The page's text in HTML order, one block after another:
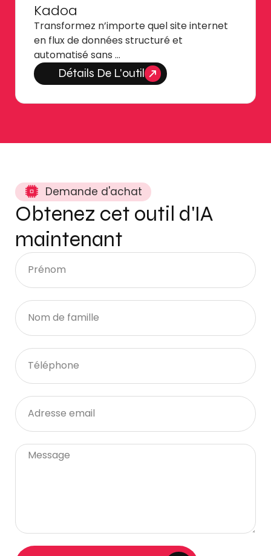
Kadoa
Transformez n’importe quel site internet
en flux de données structuré et
automatisé sans …
Détails De L'outil
Demande d'achat
Obtenez cet outil d'IA
maintenant